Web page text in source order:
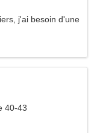
j'ai besoin d'une
40-43